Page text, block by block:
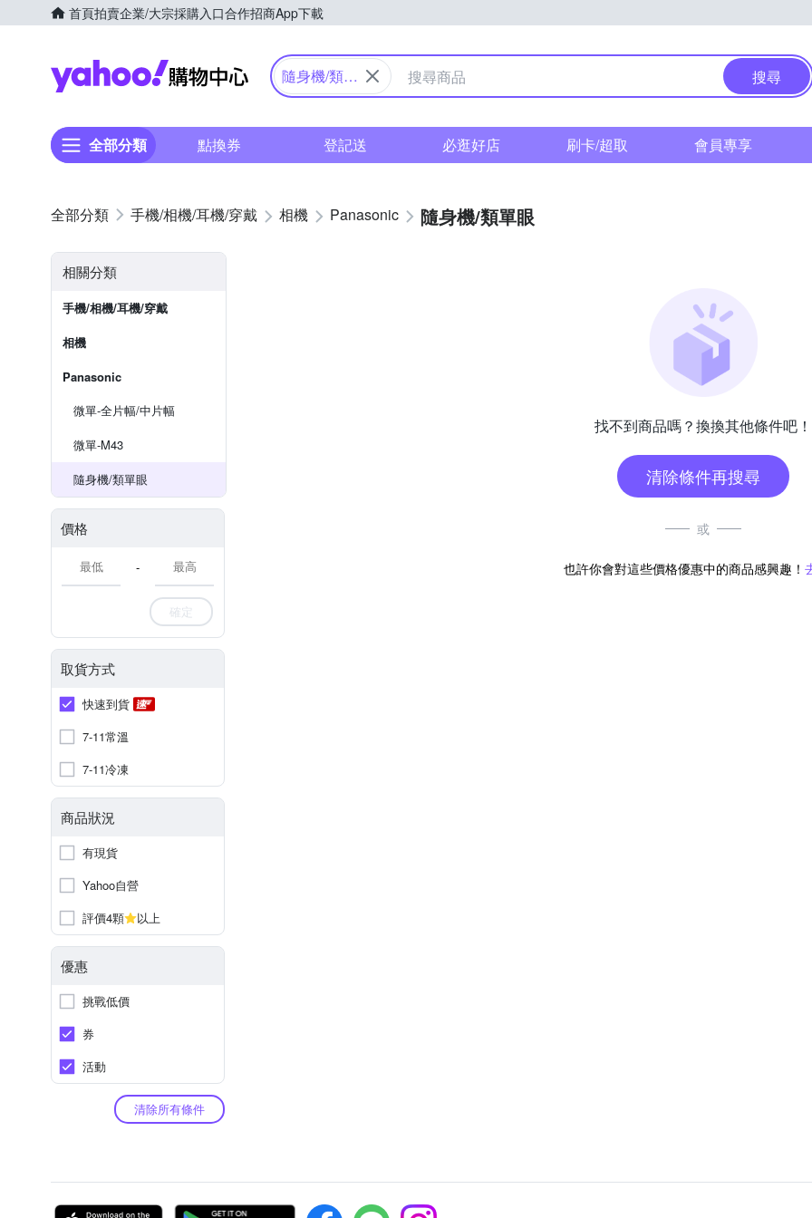
首頁拍賣企業/大宗採購入口合作招商App下載
Yahoo購物中心
隨身機/類單
搜尋
全部分類 點換券 登記送 必逛好店 刷卡/超取 會員專享
手機/相機/耳機/穿戴 相機 Panasonic 隨身機/類單眼
相關分類
手機/相機/耳機/穿戴
相機
Panasonic
微單-全片幅/中片幅
微單-M43
隨身機/類單眼
價格
-
確定
取貨方式
快速到貨
7-11常溫
7-11冷凍
商品狀況
有現貨
Yahoo自營
評價4顆
以上
優惠
挑戰低價
券
活動
清除所有條件
找不到商品嗎？換換其他條件吧！
清除條件再搜尋
或
也許你會對這些價格優惠中的商品感興趣！